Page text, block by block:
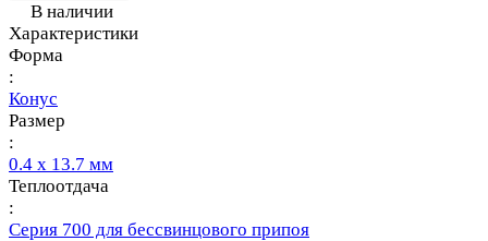
В наличии
Характеристики
Форма
:
Конус
Размер
:
0.4 х 13.7 мм
Теплоотдача
:
Серия 700 для бессвинцового припоя